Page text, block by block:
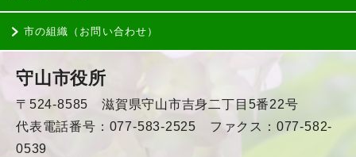
市の組織（お問い合わせ）
守山市役所
〒524-8585 滋賀県守山市吉身二丁目5番22号
代表電話番号：077-583-2525 ファクス：077-582-
0539